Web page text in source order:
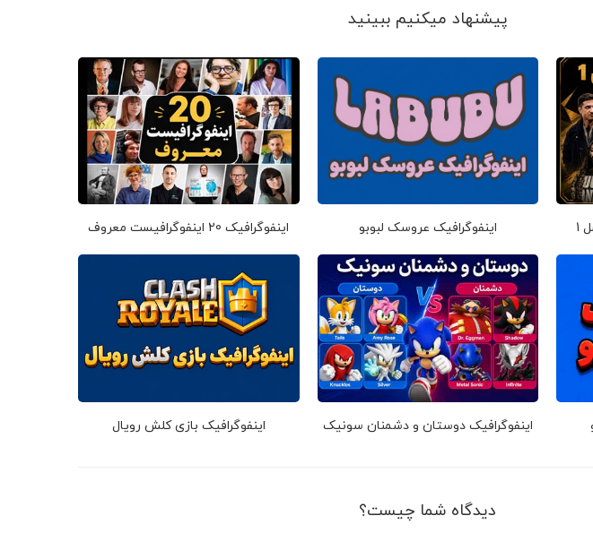
پیشنهاد می‎کنیم ببینید
اینفوگرافیک 20 اینفوگرافیست معروف اینفوگرافیک عروسک لبوبو 1
اینفوگرافیک بازی کلش رویال اینفوگرافیک دوستان و دشمنان سونیک
دیدگاه شما چیست؟